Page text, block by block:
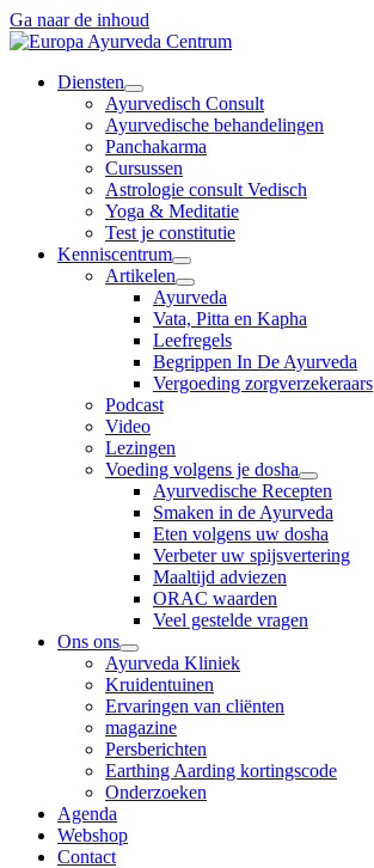
Ga naar de inhoud
Diensten
Ayurvedisch Consult
Ayurvedische behandelingen
Panchakarma
Cursussen
Astrologie consult Vedisch
Yoga & Meditatie
Test je constitutie
Kenniscentrum
Artikelen
Ayurveda
Vata, Pitta en Kapha
Leefregels
Begrippen In De Ayurveda
Vergoeding zorgverzekeraars
Podcast
Video
Lezingen
Voeding volgens je dosha
Ayurvedische Recepten
Smaken in de Ayurveda
Eten volgens uw dosha
Verbeter uw spijsvertering
Maaltijd adviezen
ORAC waarden
Veel gestelde vragen
Ons ons
Ayurveda Kliniek
Kruidentuinen
Ervaringen van cliënten
magazine
Persberichten
Earthing Aarding kortingscode
Onderzoeken
Agenda
Webshop
Contact